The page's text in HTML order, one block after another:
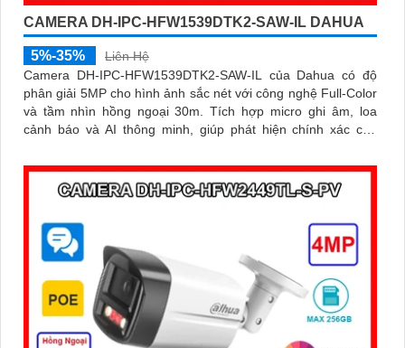
CAMERA DH-IPC-HFW1539DTK2-SAW-IL DAHUA
5%-35%
Liên Hệ
Camera DH-IPC-HFW1539DTK2-SAW-IL của Dahua có độ
phân giải 5MP cho hình ảnh sắc nét với công nghệ Full-Color
và tầm nhìn hồng ngoại 30m. Tích hợp micro ghi âm, loa
cảnh báo và AI thông minh, giúp phát hiện chính xác con